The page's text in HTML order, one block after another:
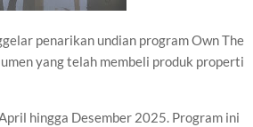
penarikan undian program Own The
yang telah membeli produk properti
hingga Desember 2025. Program ini